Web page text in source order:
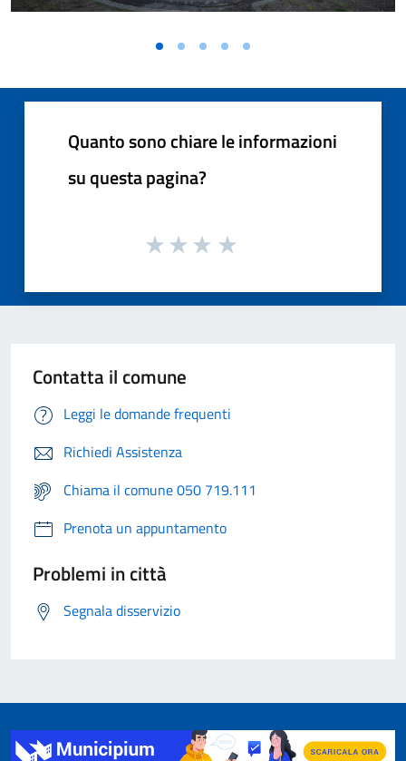
Quanto sono chiare le informazioni
su questa pagina?
Contatta il comune
Leggi le domande frequenti
Richiedi Assistenza
Chiama il comune 050 719.111
Prenota un appuntamento
Problemi in città
Segnala disservizio